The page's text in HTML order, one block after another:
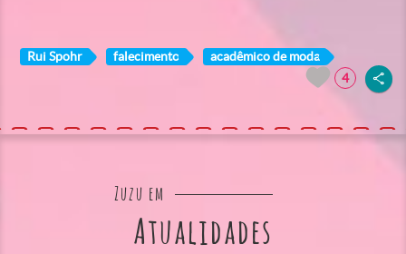
Rui Spohr falecimento
acadêmico de moda
4
Zuzu em
Atualidades